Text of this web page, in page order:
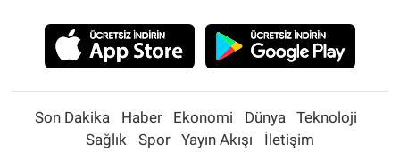
Son Dakika Haber Ekonomi Dünya
Teknoloji
Sağlık
Spor Yayın Akışı İletişim